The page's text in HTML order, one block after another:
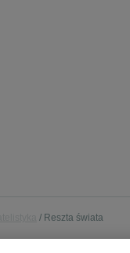
Reszta świata